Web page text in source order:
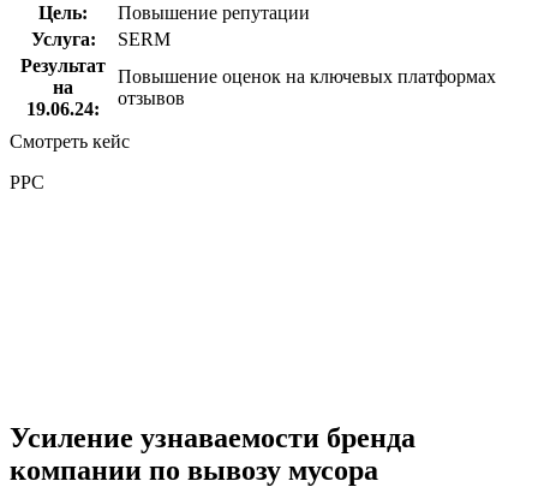
Цель:
Повышение репутации
Услуга:
SERM
Результат
на
19.06.24:
Повышение оценок на ключевых платформах
отзывов
Смотреть кейс
PPC
Усиление узнаваемости бренда
компании по вывозу мусора